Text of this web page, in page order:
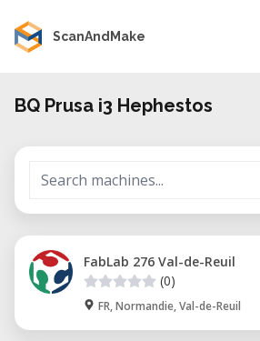
ScanAndMake
BQ Prusa i3 Hephestos
FabLab 276 Val-de-Reuil
(0)
FR, Normandie, Val-de-Reuil